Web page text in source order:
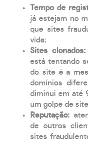
Tempo de
já estejam no
que sites
vida;
Sites clonados:
está tentando
do site é a
domínios
diminui em até
um golpe de
Reputação:
de outros
sites